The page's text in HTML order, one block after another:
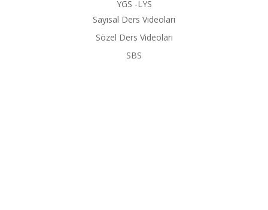
YGS -LYS
Sayısal Ders Videoları
Sözel Ders Videoları
SBS